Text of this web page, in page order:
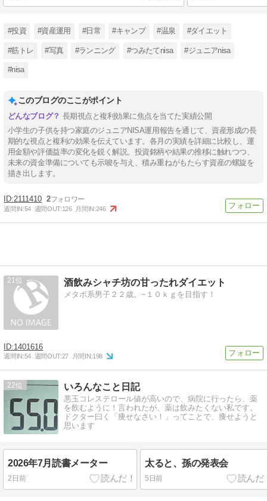
#投資 #資産運用 #日常 #キャンプ #温泉 #ダイエット
#筋トレ #写真 #ランニング #つみたてnisa #ジュニアnisa
#nisa
このブログのここがポイント
長期視点と複利効果に焦点を当てた実績公開
小学生の子供を持つ家庭のジュニアNISA運用報告を通じて、資産形成の長
期的な視点と複利の効果を伝えています。各月の実績を詳細に比較し、運
用金額や評価益率の変化を鋭く解説。投資銘柄や結果の推移に触れつつ、
未来の資金準備についても示唆を与え、積み重ねがもたらす資産の螺旋を
描き出します。
2111410 2
週間IN:54 週間OUT:126 月間IN:246
21 酒飲みシャチ坊の甘ったれダイエット
メタボ系男子２２歳。−１０ｋｇを目指す！
1401616
週間IN:54 週間OUT:27 月間IN:198
22 いろんなこと日記
悪玉コレステロール値が高いので、病院に行ったら、薬
を飲むように！言われたが、薬は飲みたくない私です。
ドクター曰く「痩せなさい！」ってことで、痩せようと
思います
2026年7月読書メーター
2日前
太ると、孫の発表会
5日前